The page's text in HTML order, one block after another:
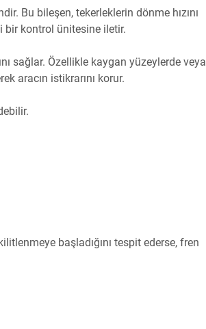
Bu bileşen, tekerleklerin dönme hızını
kontrol ünitesine iletir.
sağlar. Özellikle kaygan yüzeylerde veya
aracın istikrarını korur.
başladığını tespit ederse, fren